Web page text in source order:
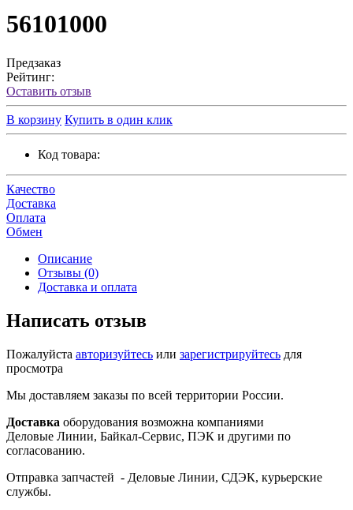
56101000
Предзаказ
Рейтинг:
Оставить отзыв
В корзину Купить в один клик
Код товара:
Качество
Доставка
Оплата
Обмен
Описание
Отзывы (0)
Доставка и оплата
Написать отзыв
Пожалуйста авторизуйтесь или зарегистрируйтесь для
просмотра
Мы доставляем заказы по всей территории России.
Доставка оборудования возможна компаниями
Деловые Линии, Байкал-Сервис, ПЭК и другими по
согласованию.
Отправка запчастей - Деловые Линии, СДЭК, курьерские
службы.